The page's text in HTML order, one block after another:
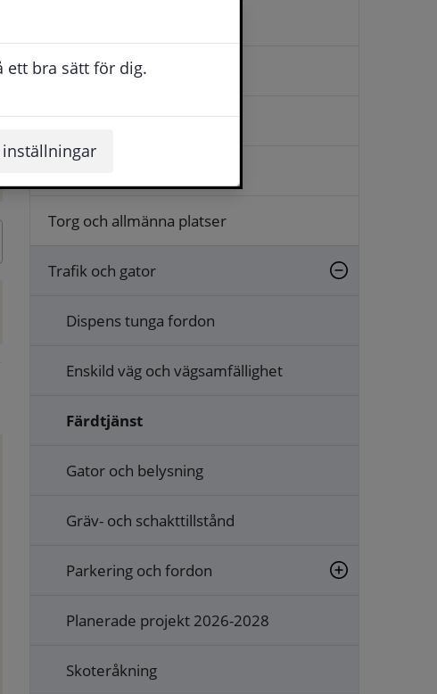
ett bra sätt för dig.
inställningar
Gå och cykla
Kollektivtrafik
Torg och allmänna platser
Trafik och gator
Dispens tunga fordon
Enskild väg och vägsamfällighet
Färdtjänst
Gator och belysning
Gräv- och schakttillstånd
Parkering och fordon
Planerade projekt 2026-2028
Skoteråkning